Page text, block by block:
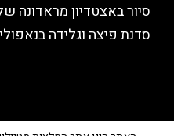
סיור באצטדיון מראדונה
סדנת פיצה וגלידה בנאפולי